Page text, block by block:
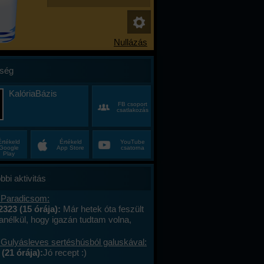
KalóriaBázis
FB csoport
csatlakozás
Play
Értékeld
App Store
YouTube
csatorna
aktivitás
(15 órája): Már hetek óta feszült
hogy igazán tudtam volna,
éveim közepén egyszer csak
minden, ami régen izgalmas
sertéshúsból galuskával:
órája):Jó recept :)